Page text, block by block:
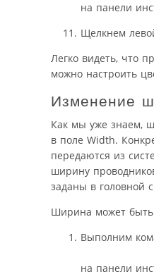
на панели
Щелкнем
Легко видеть, что
можно настроить
Изменение
Как мы уже знаем,
в поле Width.
передаются из
ширину
заданы в головной
Ширина может
Выполним
на панели